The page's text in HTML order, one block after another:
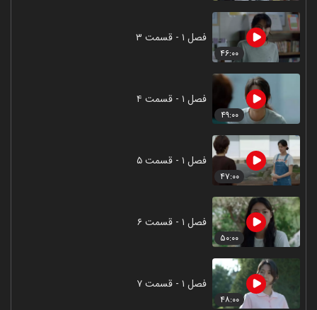
۴۶:۰۰
فصل ۱ - قسمت ۳
۴۹:۰۰
فصل ۱ - قسمت ۴
۴۷:۰۰
فصل ۱ - قسمت ۵
۵۰:۰۰
فصل ۱ - قسمت ۶
۴۸:۰۰
فصل ۱ - قسمت ۷